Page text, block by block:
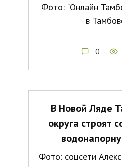
Фото: "Онлайн
в
0
В Новой Ляде
округа строят
Фото: соцсети